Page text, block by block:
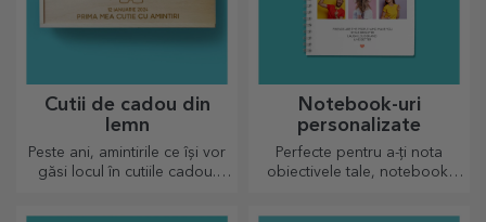
Cutii de cadou din
lemn
Peste ani, amintirile ce își vor
găsi locul în cutiile cadou.
Notebook-uri
personalizate
Perfecte pentru a-ți nota
obiectivele tale, notebook-